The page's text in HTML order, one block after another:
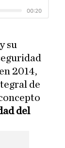
su
2014,
de
del